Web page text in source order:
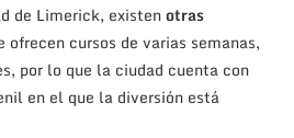
de Limerick, existenotras
ofrecen cursos de varias semanas,
por lo que la ciudad cuenta con
en el que la diversión está